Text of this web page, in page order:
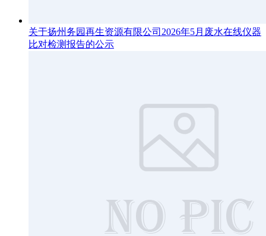
关于扬州务园再生资源有限公司2026年5月废水在线仪器
比对检测报告的公示